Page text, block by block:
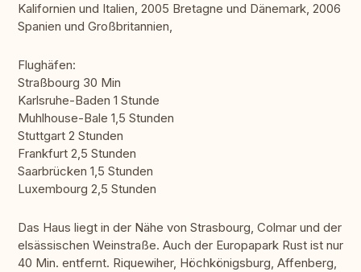
Kalifornien und Italien, 2005 Bretagne und Dänemark, 2006
Spanien und Großbritannien,
Flughäfen:
Straßbourg 30 Min
Karlsruhe-Baden 1 Stunde
Muhlhouse-Bale 1,5 Stunden
Stuttgart 2 Stunden
Frankfurt 2,5 Stunden
Saarbrücken 1,5 Stunden
Luxembourg 2,5 Stunden
Das Haus liegt in der Nähe von Strasbourg, Colmar und der
elsässischen Weinstraße. Auch der Europapark Rust ist nur
40 Min. entfernt. Riquewiher, Höchkönigsburg, Affenberg,